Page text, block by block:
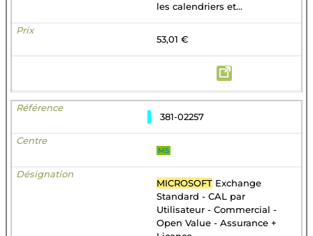
les calendriers et...
53,01 €
381-02257
MS
MICROSOFT Exchange
Standard - CAL par
Utilisateur - Commercial -
Open Value - Assurance +